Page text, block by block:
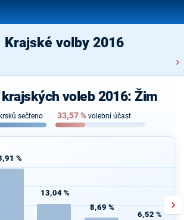
Krajské volby 2016
voleb 2016: Žim
sečteno 33,57% volební účast
%
13,04 %
8,69 %
6,52 %